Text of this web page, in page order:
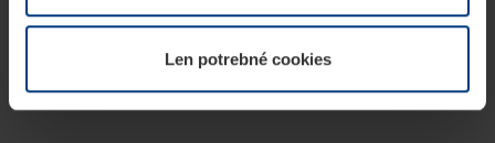
kedykoľvek zmeniť alebo odvolať vo vysvetlení cookie
našej webovej stránky.Len potrebné cookies